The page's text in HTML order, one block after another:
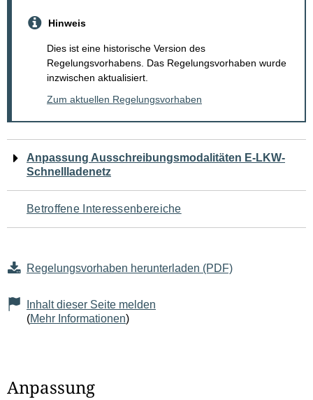
Hinweis
Dies ist eine historische Version des
Regelungsvorhabens. Das Regelungsvorhaben wurde
inzwischen aktualisiert.
Zum aktuellen Regelungsvorhaben
Navigation
für
den
Anpassung Ausschreibungsmodalitäten E-LKW-
Schnellladenetz
Betroffene Interessenbereiche
Regelungsvorhaben herunterladen (PDF)
Inhalt dieser Seite melden
(Mehr Informationen)
Anpassung